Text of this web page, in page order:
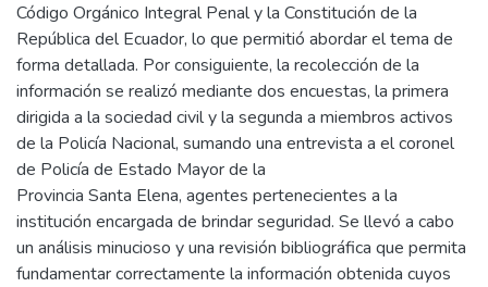
Código Orgánico Integral Penal y la Constitución de la
República del Ecuador, lo que permitió abordar el tema de
forma detallada. Por consiguiente, la recolección de la
información se realizó mediante dos encuestas, la primera
dirigida a la sociedad civil y la segunda a miembros activos
de la Policía Nacional, sumando una entrevista a el coronel
de Policía de Estado Mayor de la
Provincia Santa Elena, agentes pertenecientes a la
institución encargada de brindar seguridad. Se llevó a cabo
un análisis minucioso y una revisión bibliográfica que permita
fundamentar correctamente la información obtenida cuyos